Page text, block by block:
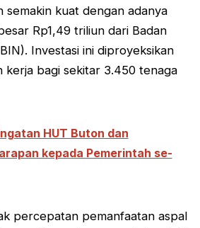
semakin kuat dengan adanya
Rp1,49 triliun dari Badan
Investasi ini diproyeksikan
kerja bagi sekitar 3.450 tenaga
HUT Buton dan
kepada Pemerintah se-
percepatan pemanfaatan aspal